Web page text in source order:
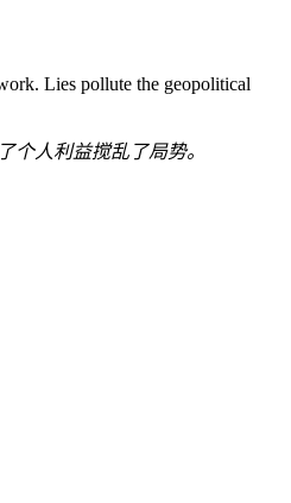
Lies pollute the geopolitical
人利益搅乱了局势。